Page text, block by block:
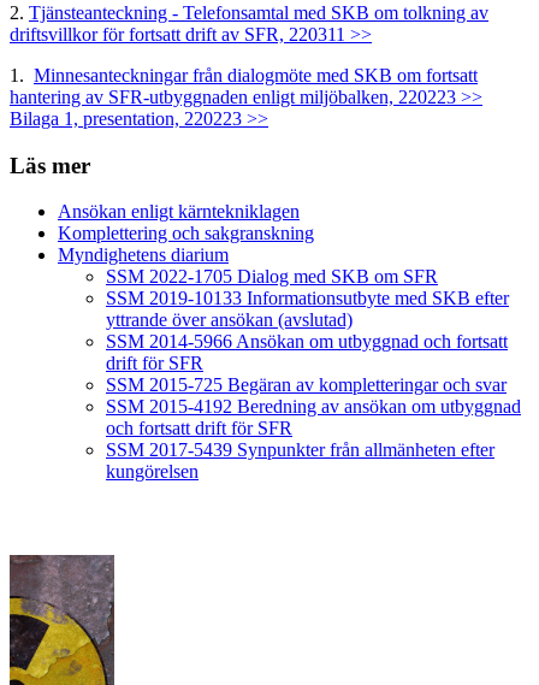
2. Tjänsteanteckning - Telefonsamtal med SKB om tolkning av
driftsvillkor för fortsatt drift av SFR, 220311 >>
1. Minnesanteckningar från dialogmöte med SKB om fortsatt
hantering av SFR-utbyggnaden enligt miljöbalken, 220223 >>
Bilaga 1, presentation, 220223 >>
Läs mer
Ansökan enligt kärntekniklagen
Komplettering och sakgranskning
Myndighetens diarium
SSM 2022-1705 Dialog med SKB om SFR
SSM 2019-10133 Informationsutbyte med SKB efter
yttrande över ansökan (avslutad)
SSM 2014-5966 Ansökan om utbyggnad och fortsatt
drift för SFR
SSM 2015-725 Begäran av kompletteringar och svar
SSM 2015-4192 Beredning av ansökan om utbyggnad
och fortsatt drift för SFR
SSM 2017-5439 Synpunkter från allmänheten efter
kungörelsen